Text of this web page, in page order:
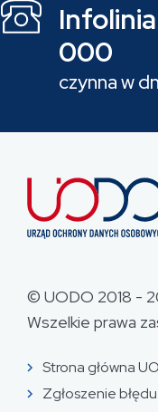
000
czynna w
© UODO 2018 -
Wszelkie prawa
Strona główna
Zgłoszenie błędu